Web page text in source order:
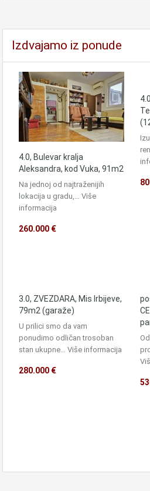
Izdvajamo iz ponude
4.0, Bulevar kralja
Aleksandra, kod Vuka, 91m2
Na jednoj od najtraženijih
lokacija u gradu,… Više
informacija
260.000 €
3.0, ZVEZDARA, Mis Irbijeve,
79m2 (garaže)
U prilici smo da vam
ponudimo odličan trosoban
stan ukupne… Više informacija
280.000 €